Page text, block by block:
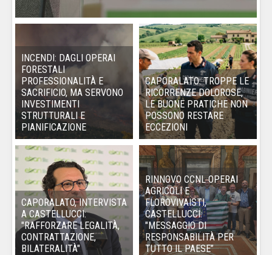
INCENDI: DAGLI OPERAI
FORESTALI
PROFESSIONALITÀ E
SACRIFICIO, MA SERVONO
INVESTIMENTI
STRUTTURALI E
PIANIFICAZIONE
CAPORALATO: TROPPE LE
RICORRENZE DOLOROSE,
LE BUONE PRATICHE NON
POSSONO RESTARE
ECCEZIONI
CAPORALATO, INTERVISTA
A CASTELLUCCI:
"RAFFORZARE LEGALITÀ,
CONTRATTAZIONE,
BILATERALITÀ"
RINNOVO CCNL OPERAI
AGRICOLI E
FLOROVIVAISTI,
CASTELLUCCI:
"MESSAGGIO DI
RESPONSABILITÀ PER
TUTTO IL PAESE”